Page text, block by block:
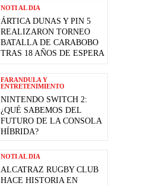
NOTI AL DIA
ÁRTICA DUNAS Y PIN 5
REALIZARON TORNEO
BATALLA DE CARABOBO
TRAS 18 AÑOS DE ESPERA
FARANDULA Y
ENTRETENIMIENTO
NINTENDO SWITCH 2:
¿QUÉ SABEMOS DEL
FUTURO DE LA CONSOLA
HÍBRIDA?
NOTI AL DIA
ALCATRAZ RUGBY CLUB
HACE HISTORIA EN